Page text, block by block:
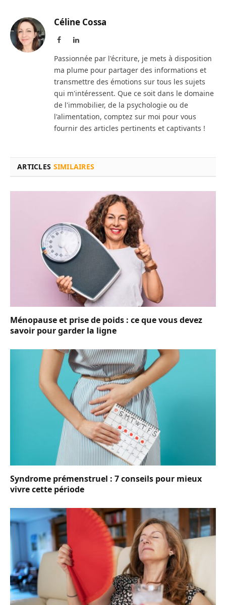
Céline Cossa
FacebookLinkedIn
Passionnée par l'écriture, je mets à disposition
ma plume pour partager des informations et
transmettre des émotions sur tous les sujets
qui m'intéressent. Que ce soit dans le domaine
de l'immobilier, de la psychologie ou de
l'alimentation, comptez sur moi pour vous
fournir des articles pertinents et captivants !
ARTICLES SIMILAIRES
Ménopause et prise de poids : ce que vous devez
savoir pour garder la ligne
Syndrome prémenstruel : 7 conseils pour mieux
vivre cette période